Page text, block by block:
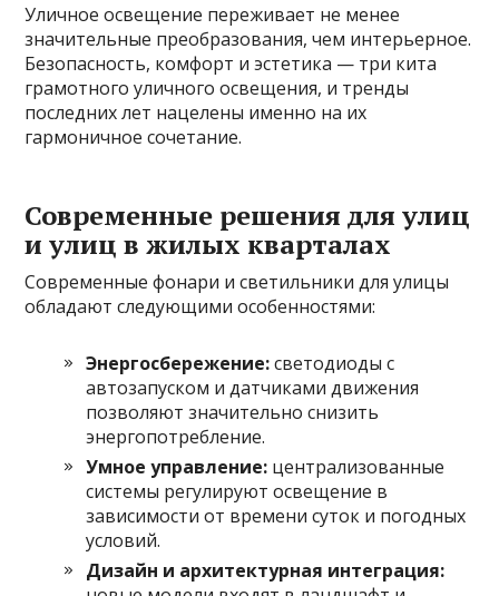
Уличное освещение переживает не менее
значительные преобразования, чем интерьерное.
Безопасность, комфорт и эстетика — три кита
грамотного уличного освещения, и тренды
последних лет нацелены именно на их
гармоничное сочетание.
Современные решения для улиц
и улиц в жилых кварталах
Современные фонари и светильники для улицы
обладают следующими особенностями:
Энергосбережение:светодиоды с
автозапуском и датчиками движения
позволяют значительно снизить
энергопотребление.
Умное управление: централизованные
системы регулируют освещение в
зависимости от времени суток и погодных
условий.
Дизайн и архитектурная интеграция: